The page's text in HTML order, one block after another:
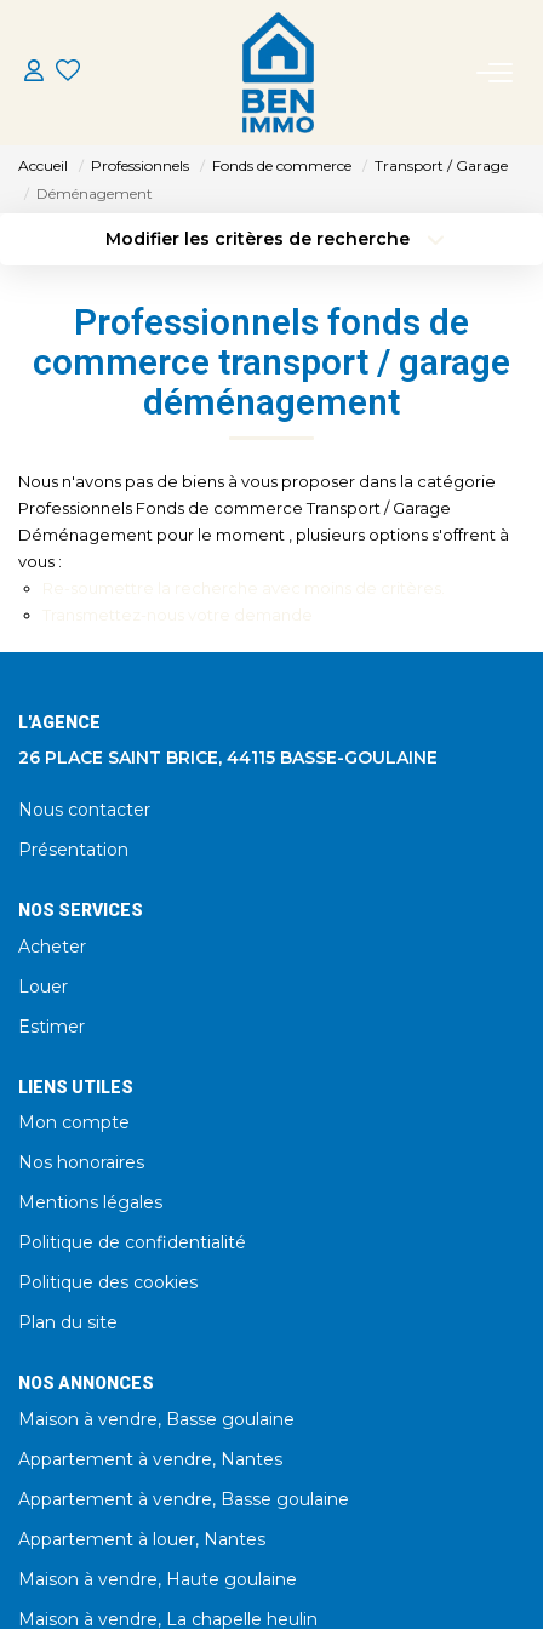
ACHETER
MON AGENCE
CONTACT
Accueil Professionnels Fonds de commerce
Transport / Garage
Déménagement
Modifier les critères de recherche
Sélectionnez...
Type de bien
Surface min
Plus de critères
Professionnels fonds de
commerce transport / garage
déménagement
Nous n'avons pas de biens à vous proposer dans la catégorie
Professionnels Fonds de commerce Transport / Garage
Déménagement pour le moment , plusieurs options s'offrent à
vous :
L'AGENCE
26 PLACE SAINT BRICE, 44115 BASSE-GOULAINE
Nous contacter
Présentation
NOS SERVICES
Acheter
Louer
Estimer
LIENS UTILES
Mon compte
Nos honoraires
Mentions légales
Politique de confidentialité
Politique des cookies
Plan du site
NOS ANNONCES
Maison à vendre, Basse goulaine
Appartement à vendre, Nantes
Appartement à vendre, Basse goulaine
Appartement à louer, Nantes
Maison à vendre, Haute goulaine
Maison à vendre, La chapelle heulin